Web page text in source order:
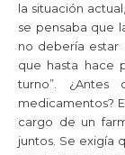
la situación
se pensaba que
no debería estar
que hasta hace
turno”.
medicamentos?
cargo de un
juntos. Se exigía